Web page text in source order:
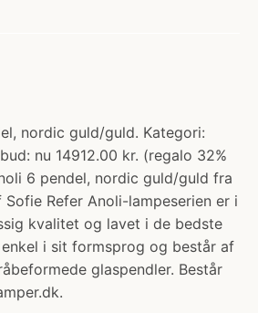
nordic guld/guld. Kategori:
nu 14912.00 kr. (regalo 32%
6 pendel, nordic guld/guld fra
Refer Anoli-lampeserien er i
kvalitet og lavet i de bedste
i sit formsprog og består af
glaspendler. Består